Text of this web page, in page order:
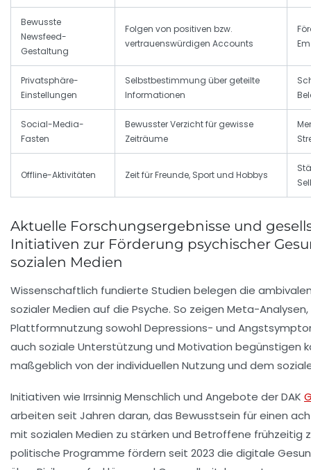
Bewusste
Newsfeed-
Gestaltung
Folgen von positiven bzw.
vertrauenswürdigen Accounts
Privatsphäre-
Einstellungen
Selbstbestimmung über geteilte
Informationen
Social-Media-
Fasten
Bewusster Verzicht für gewisse
Zeiträume
Offline-Aktivitäten Zeit für Freunde, Sport und Hobbys
Aktuelle Forschungsergebnisse und
Initiativen zur Förderung psychischer
sozialen Medien
Wissenschaftlich fundierte Studien belegen die
sozialer Medien auf die Psyche. So zeigen Meta-
Plattformnutzung sowohl Depressions- und
auch soziale Unterstützung und Motivation begünstigen
maßgeblich von der individuellen Nutzung und dem
Initiativen wie Irrsinnig Menschlich und Angebote der DAK
arbeiten seit Jahren daran, das Bewusstsein für einen
mit sozialen Medien zu stärken und Betroffene frühzeitig
politische Programme fördern seit 2023 die digitale